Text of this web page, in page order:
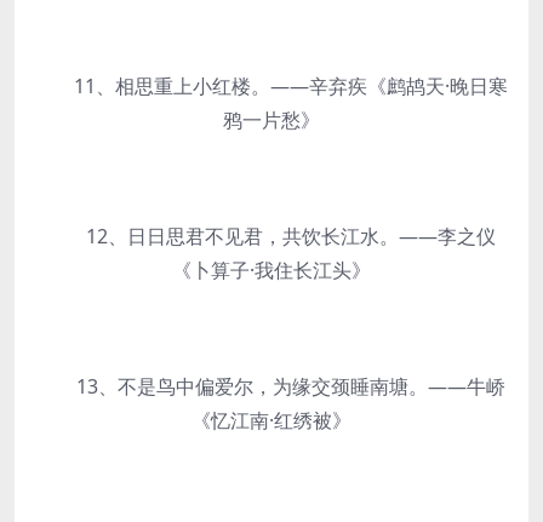
11、相思重上小红楼。——辛弃疾《鹧鸪天·晚日寒
鸦一片愁》
12、日日思君不见君，共饮长江水。——李之仪
《卜算子·我住长江头》
13、不是鸟中偏爱尔，为缘交颈睡南塘。——牛峤
《忆江南·红绣被》